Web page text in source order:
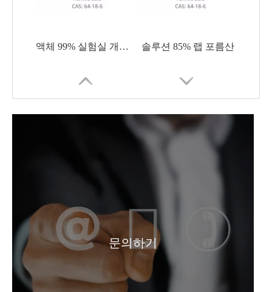
액체 99% 실험실 개미산 솔루션 85% 랩 포름산
무수 유기 실험실 개미산
문의하기